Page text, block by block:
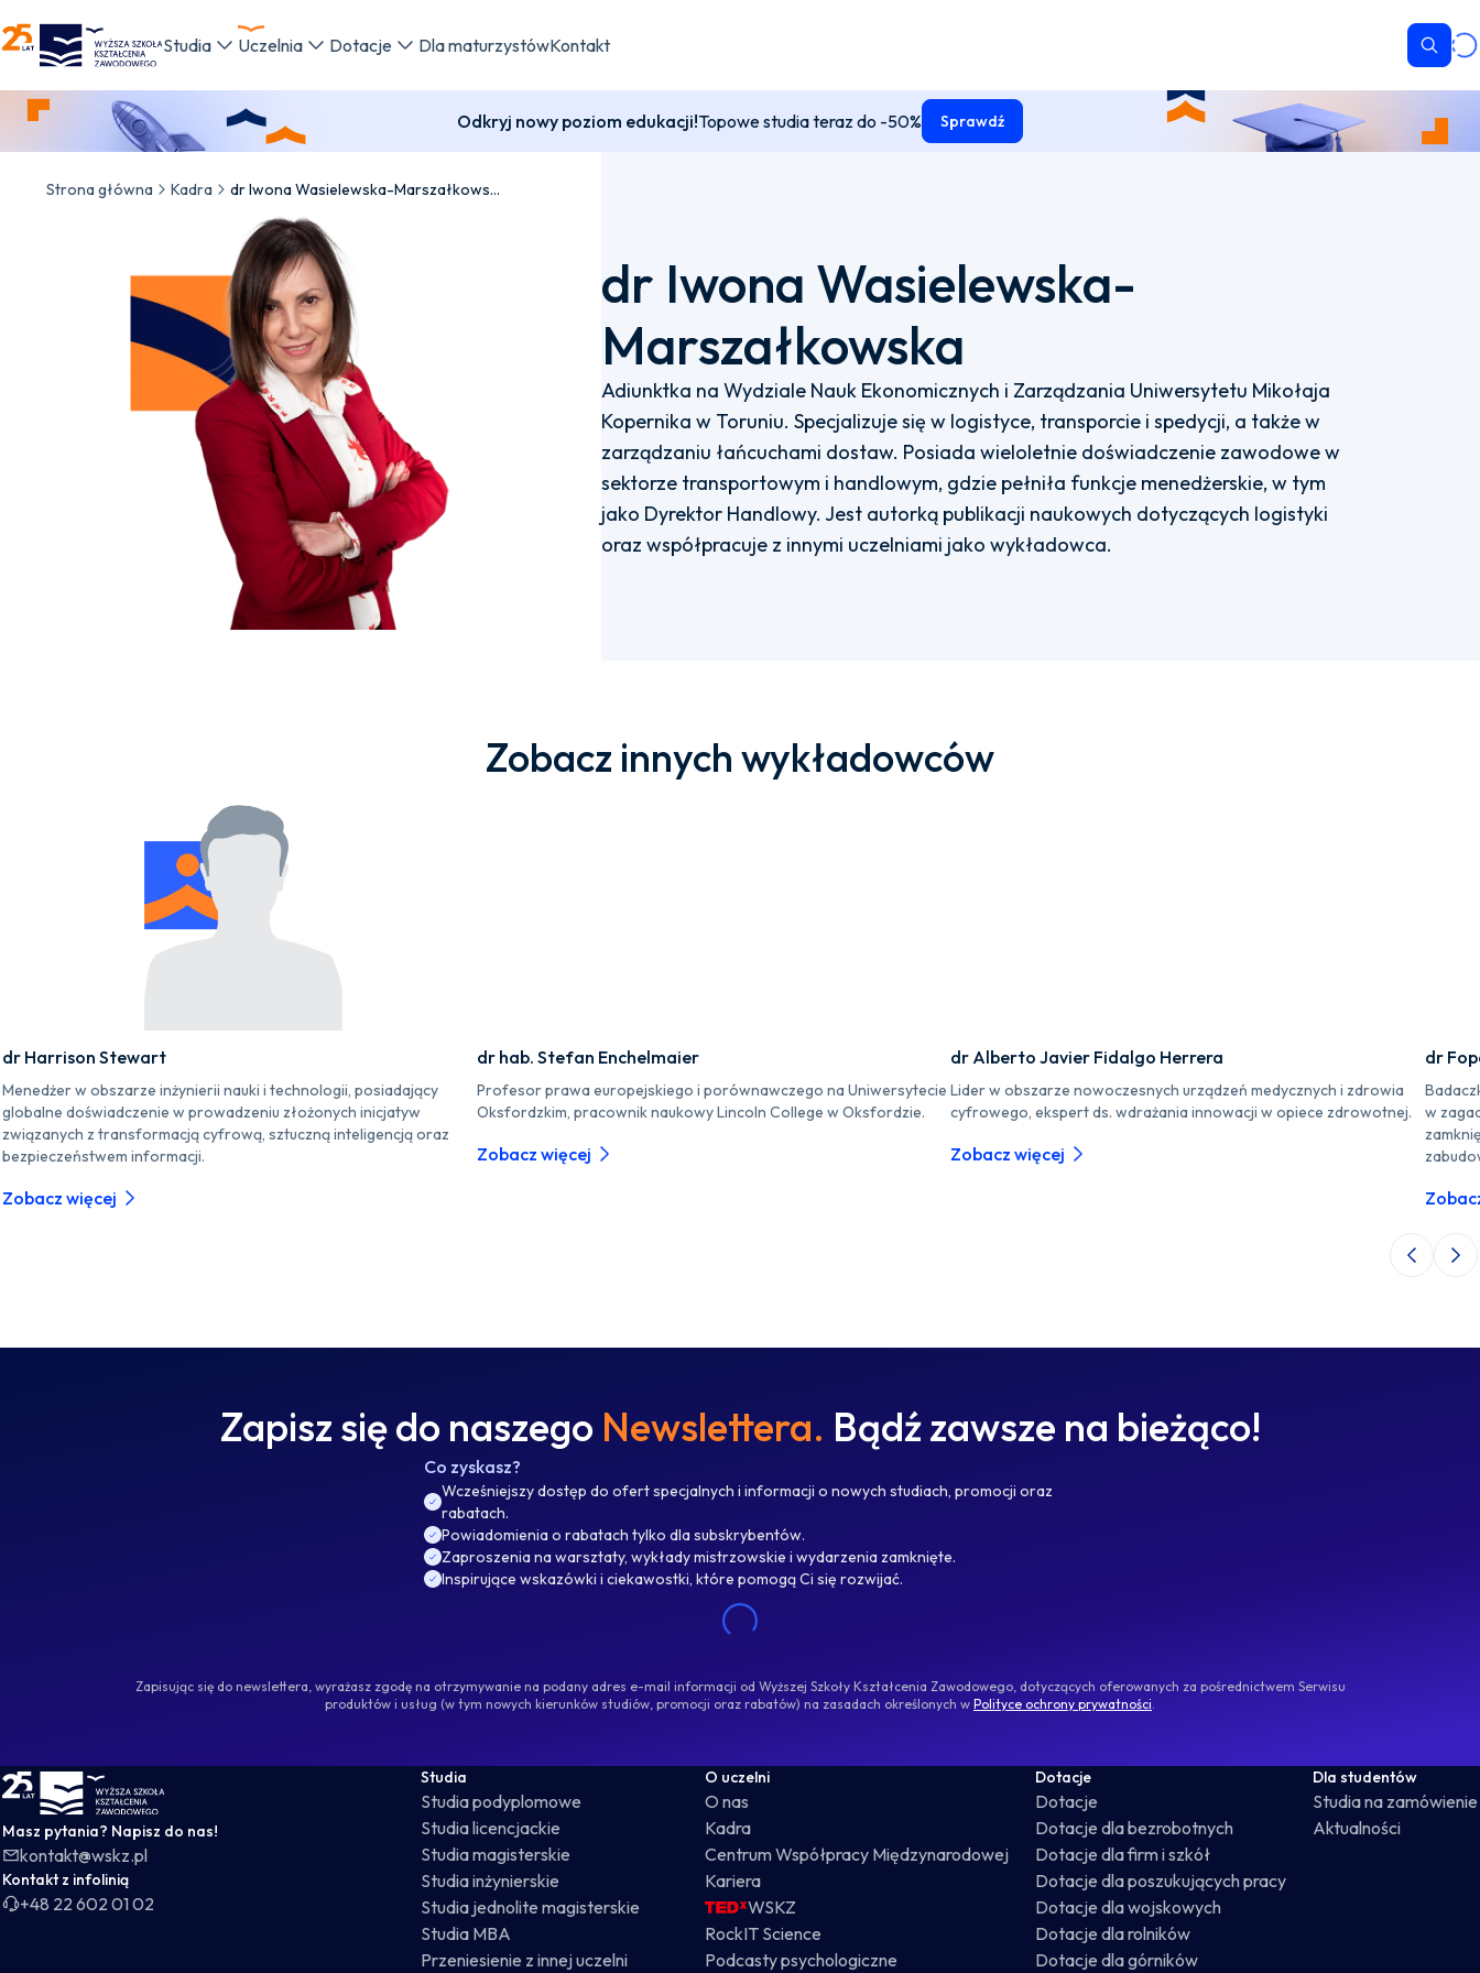
WSKZ - strona główna
Studia Uczelnia Dotacje Dla maturzystówKontakt
Odkryj nowy poziom edukacji!Topowe studia teraz do -50% Sprawdź
Strona główna Kadra dr Iwona Wasielewska-Marszałkowska
dr Iwona Wasielewska-
Marszałkowska
Adiunktka na Wydziale Nauk Ekonomicznych i Zarządzania Uniwersytetu Mikołaja
Kopernika w Toruniu. Specjalizuje się w logistyce, transporcie i spedycji, a także w
zarządzaniu łańcuchami dostaw. Posiada wieloletnie doświadczenie zawodowe w
sektorze transportowym i handlowym, gdzie pełniła funkcje menedżerskie, w tym
jako Dyrektor Handlowy. Jest autorką publikacji naukowych dotyczących logistyki
oraz współpracuje z innymi uczelniami jako wykładowca.
Zobacz innych wykładowców
dr Harrison Stewart
Menedżer w obszarze inżynierii nauki i technologii, posiadający
globalne doświadczenie w prowadzeniu złożonych inicjatyw
związanych z transformacją cyfrową, sztuczną inteligencją oraz
bezpieczeństwem informacji.
Zobacz więcej
dr hab. Stefan Enchelmaier
Profesor prawa europejskiego i porównawczego na Uniwersytecie
Oksfordzkim, pracownik naukowy Lincoln College w Oksfordzie.
Zobacz więcej
dr Alberto Javier Fidalgo Herrera
Lider w obszarze nowoczesnych urządzeń medycznych i zdrowia
cyfrowego, ekspert ds. wdrażania innowacji w opiece zdrowotnej.
Zobacz więcej
dr
w
Poprzedni
Zapisz się do naszego Newslettera. Bądź zawsze na bieżąco!
Co zyskasz?
Wcześniejszy dostęp do ofert specjalnych i informacji o nowych studiach, promocji oraz
rabatach.
Powiadomienia o rabatach tylko dla subskrybentów.
Zaproszenia na warsztaty, wykłady mistrzowskie i wydarzenia zamknięte.
Inspirujące wskazówki i ciekawostki, które pomogą Ci się rozwijać.
Zapisując się do newslettera, wyrażasz zgodę na otrzymywanie na podany adres e-mail informacji od Wyższej Szkoły Kształcenia Zawodowego, dotyczących oferowanych za pośrednictwem Serwisu
produktów i usług (w tym nowych kierunków studiów, promocji oraz rabatów) na zasadach określonych w Polityce ochrony prywatności.
WSKZ - strona główna
Masz pytania? Napisz do nas!
kontakt@wskz.pl
Kontakt z infolinią
+48 22 602 01 02
Studia
Studia podyplomowe
Studia licencjackie
Studia magisterskie
Studia inżynierskie
Studia jednolite magisterskie
Studia MBA
Przeniesienie z innej uczelni
O uczelni
O nas
Kadra
Centrum Współpracy Międzynarodowej
Kariera
WSKZ
RockIT Science
Podcasty psychologiczne
Dotacje
Dotacje
Dotacje dla bezrobotnych
Dotacje dla firm i szkół
Dotacje dla poszukujących pracy
Dotacje dla wojskowych
Dotacje dla rolników
Dotacje dla górników
Dla studentów
Studia na zamówienie
Aktualności